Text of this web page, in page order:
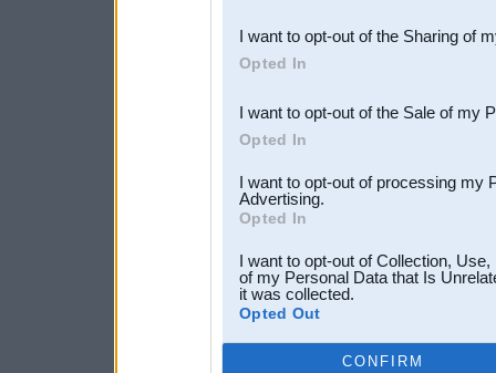
Downstream Participants
third parties.
I want to opt-out of the Sharing of
Opted In
I want to opt-out of the Sale of my
Opted In
I want to opt-out of processing my
Advertising.
Opted In
I want to opt-out of Collection,
of my Personal Data that Is
it was collected.
Opted Out
CONFIRM